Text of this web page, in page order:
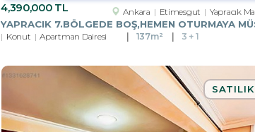
4,390,000 TL Ankara Etimesgut Yapracık Mah.
Konut Apartman Dairesi 137m² 3 + 1
SATILIK